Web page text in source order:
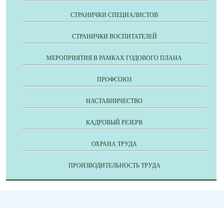
СТРАНИЧКИ СПЕЦИАЛИСТОВ
СТРАНИЧКИ ВОСПИТАТЕЛЕЙ
МЕРОПРИЯТИЯ В РАМКАХ ГОДОВОГО ПЛАНА
ПРОФСОЮЗ
НАСТАВНИЧЕСТВО
КАДРОВЫЙ РЕЗЕРВ
ОХРАНА ТРУДА
ПРОИЗВОДИТЕЛЬНОСТЬ ТРУДА